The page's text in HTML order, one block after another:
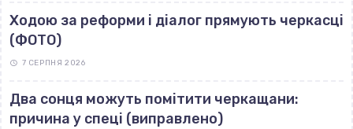
Ходою за реформи і діалог прямують черкасці
(ФОТО)
7 СЕРПНЯ 2026
Два сонця можуть помітити черкащани:
причина у спеці (виправлено)